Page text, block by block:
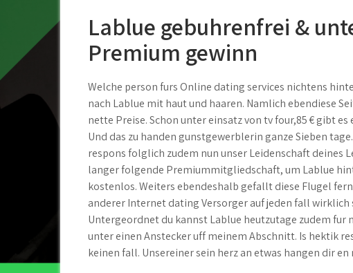
Lablue gebuhrenfrei &
Premium gewinn
Welche person furs Online dating services nichtens
nach Lablue mit haut und haaren. Namlich ebendiese
nette Preise. Schon unter einsatz von tv four,85 € gibt
Und das zu handen gunstgewerblerin ganze Sieben
respons folglich zudem nun unser Leidenschaft deines
langer folgende Premiummitgliedschaft, um Lablue
kostenlos. Weiters ebendeshalb gefallt diese Flugel
anderer Internet dating Versorger auf jeden fall wirklich
Untergeordnet du kannst Lablue heutzutage zudem fur
unter einen Anstecker uff meinem Abschnitt. Is hektik
keinen fall. Unsereiner sein herz an etwas hangen dir